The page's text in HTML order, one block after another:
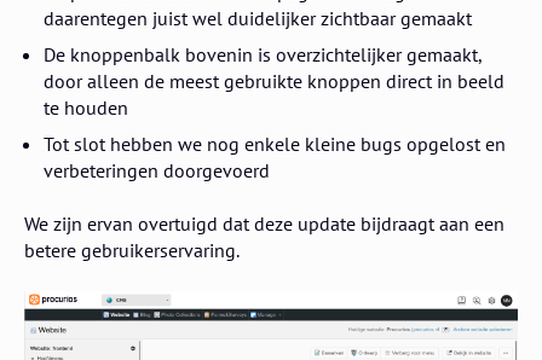
daarentegen juist wel duidelijker zichtbaar gemaakt
De knoppenbalk bovenin is overzichtelijker gemaakt,
door alleen de meest gebruikte knoppen direct in beeld
te houden
Tot slot hebben we nog enkele kleine bugs opgelost en
verbeteringen doorgevoerd
We zijn ervan overtuigd dat deze update bijdraagt aan een
betere gebruikerservaring.